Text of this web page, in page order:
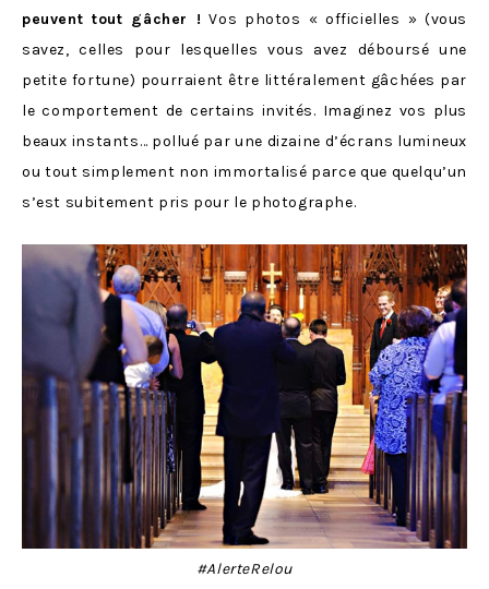
peuvent tout gâcher ! Vos photos « officielles » (vous
savez, celles pour lesquelles vous avez déboursé une
petite fortune) pourraient être littéralement gâchées par
le comportement de certains invités. Imaginez vos plus
beaux instants… pollué par une dizaine d’écrans lumineux
ou tout simplement non immortalisé parce que quelqu’un
s’est subitement pris pour le photographe.
#AlerteRelou